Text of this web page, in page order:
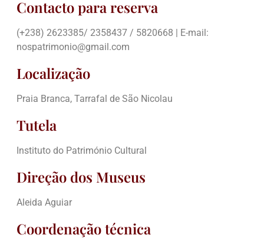
Contacto para reserva
(+238) 2623385/ 2358437 / 5820668 | E-mail:
nospatrimonio@gmail.com
Localização
Praia Branca, Tarrafal de São Nicolau
Tutela
Instituto do Património Cultural
Direção dos Museus
Aleida Aguiar
Coordenação técnica